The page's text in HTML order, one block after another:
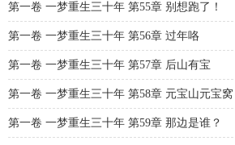
第一卷 一梦重生三十年 第55章 别想跑了！
第一卷 一梦重生三十年 第56章 过年咯
第一卷 一梦重生三十年 第57章 后山有宝
第一卷 一梦重生三十年 第58章 元宝山元宝窝
第一卷 一梦重生三十年 第59章 那边是谁？